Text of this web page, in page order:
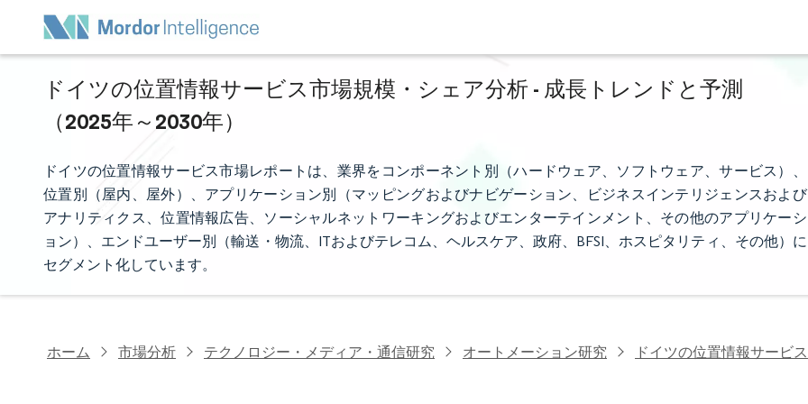
ドイツの位置情報サービス市場規模・シェア分析 - 成長トレンドと予測
（2025年～2030年）
ドイツの位置情報サービス市場レポートは、業界をコンポーネント別（ハードウェア、ソフトウェア、サービス）、
位置別（屋内、屋外）、アプリケーション別（マッピングおよびナビゲーション、ビジネスインテリジェンスおよび
アナリティクス、位置情報広告、ソーシャルネットワーキングおよびエンターテインメント、その他のアプリケーシ
ョン）、エンドユーザー別（輸送・物流、ITおよびテレコム、ヘルスケア、政府、BFSI、ホスピタリティ、その他）に
セグメント化しています。
ホーム 市場分析 テクノロジー・メディア・通信研究 オートメーション研究 ドイツの位置情報サービ